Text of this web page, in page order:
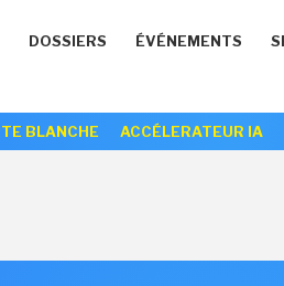
DOSSIERS ÉVÉNEMENTS
BLANCHE ACCÉLERATEUR IA